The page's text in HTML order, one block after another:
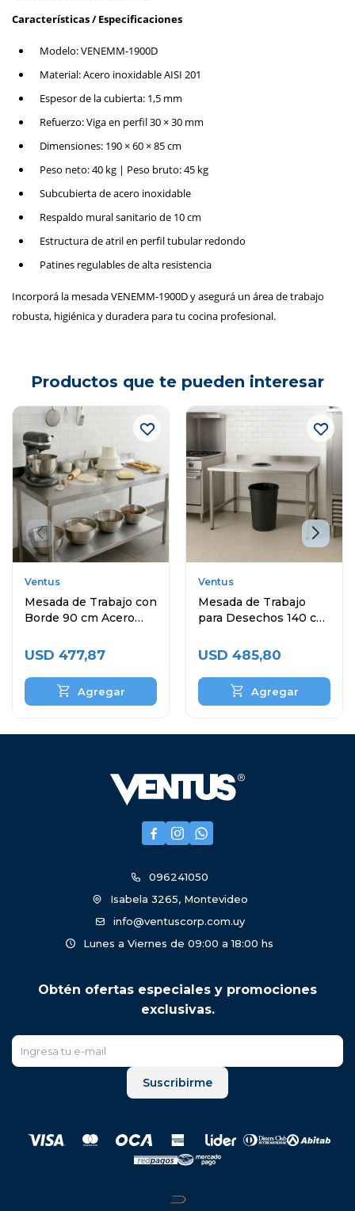
Características / Especificaciones
Modelo: VENEMM-1900D
Material: Acero inoxidable AISI 201
Espesor de la cubierta: 1,5 mm
Refuerzo: Viga en perfil 30 × 30 mm
Dimensiones: 190 × 60 × 85 cm
Peso neto: 40 kg | Peso bruto: 45 kg
Subcubierta de acero inoxidable
Respaldo mural sanitario de 10 cm
Estructura de atril en perfil tubular redondo
Patines regulables de alta resistencia
Incorporá la mesada VENEMM-1900D y asegurá un área de trabajo
robusta, higiénica y duradera para tu cocina profesional.
Productos que te pueden interesar
Ventus
Mesada de Trabajo con
Borde 90 cm Acero
USD 477,87
Ventus
Mesada de Trabajo
para Desechos 140 cm
USD 485,80
  
096241050
Isabela 3265, Montevideo
info@ventuscorp.com.uy
Lunes a Viernes de 09:00 a 18:00 hs
Obtén ofertas especiales y promociones
exclusivas.
Suscribirme